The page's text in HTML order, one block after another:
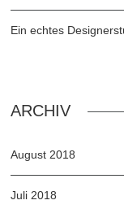
Ein echtes
ARCHIV
August 2018
Juli 2018